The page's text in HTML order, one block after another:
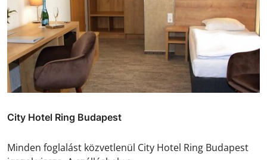
City Hotel Ring Budapest
Minden foglalást közvetlenül City Hotel Ring Budapest